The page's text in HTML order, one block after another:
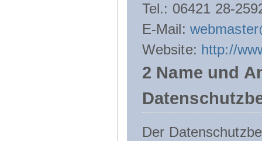
Tel.: 06421 28-
E-Mail:
Website: http://
2 Name und
Der